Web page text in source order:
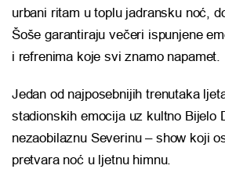
urbani ritam u toplu jadransku noć,
Šoše garantiraju večeri ispunjene
i refrenima koje svi znamo napamet.
Jedan od najposebnijih trenutaka
stadionskih emocija uz kultno Bijelo
nezaobilaznu Severinu – show koji
pretvara noć u ljetnu himnu.